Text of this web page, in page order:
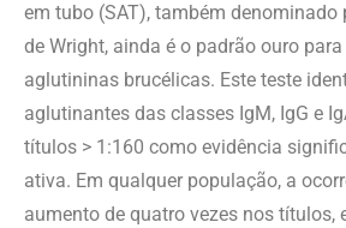
em tubo (SAT), também denominado
de Wright, ainda é o padrão ouro
aglutininas brucélicas. Este teste
aglutinantes das classes IgM, IgG e
títulos > 1:160 como evidência
ativa. Em qualquer população, a
aumento de quatro vezes nos títulos,